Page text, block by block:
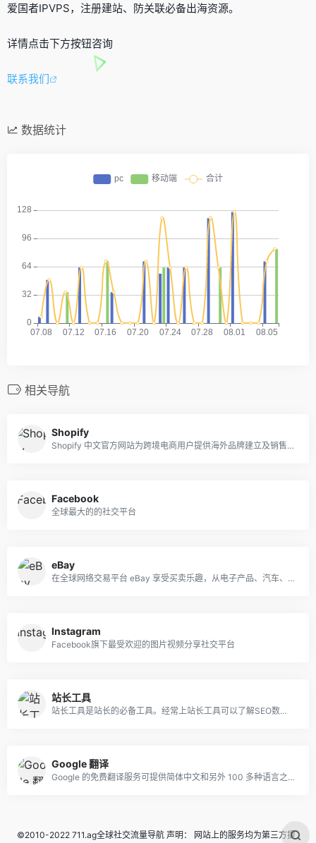
爱国者IPVPS，注册建站、防关联必备出海资源。
详情点击下方按钮咨询
联系我们
数据统计
相关导航
Shopify
Shopify 中文官方网站为跨境电商用户提供海外品牌建立及销售渠道管理，通过 Shopify 一站式电商 SaaS 平台，让您的线上业务拓展更高效精准，欢迎访问网站获得免费 14 天试用服务。
Facebook
全球最大的的社交平台
eBay
在全球网络交易平台 eBay 享受买卖乐趣，从电子产品、汽车、时尚服饰、收藏品、体育用品、数码相机、婴儿用品到优惠券，应有尽有
Instagram
Facebook旗下最受欢迎的图片视频分享社交平台
站长工具
站长工具是站长的必备工具。经常上站长工具可以了解SEO数据变化。还可以检测网站死链接、蜘蛛访问、HTML格式检测、网站速度测试、友情链接检查、网站域名IP查询、PR、权重查询、alexa、whois查询等等。
Google 翻译
Google 的免费翻译服务可提供简体中文和另外 100 多种语言之间的互译功能，可让您即时翻译字词、短语和网页内容。
©2010-2022 711.ag全球社交流量导航 声明： 网站上的服务均为第三方提